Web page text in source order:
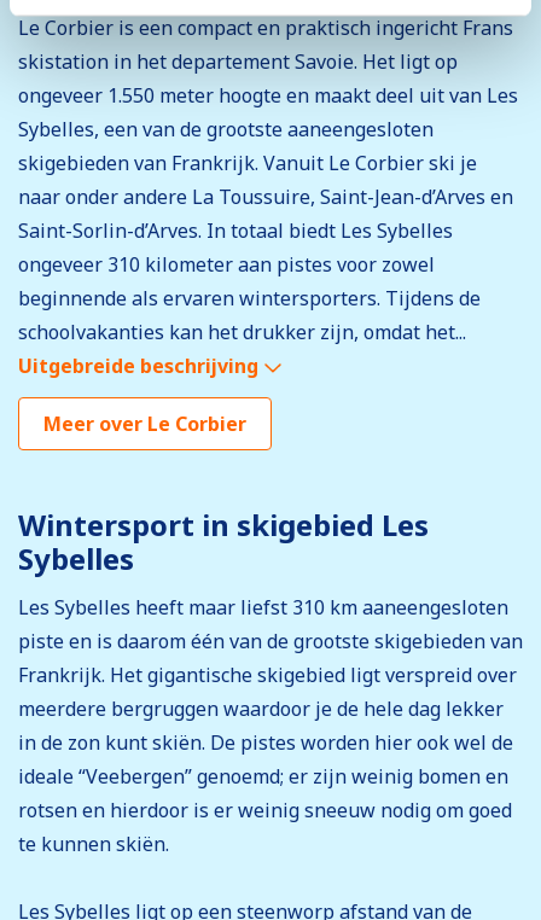
Le Corbier is een compact en praktisch ingericht Frans
skistation in het departement Savoie. Het ligt op
ongeveer 1.550 meter hoogte en maakt deel uit van Les
Sybelles, een van de grootste aaneengesloten
skigebieden van Frankrijk. Vanuit Le Corbier ski je
naar onder andere La Toussuire, Saint-Jean-d’Arves en
Saint-Sorlin-d’Arves. In totaal biedt Les Sybelles
ongeveer 310 kilometer aan pistes voor zowel
beginnende als ervaren wintersporters. Tijdens de
schoolvakanties kan het drukker zijn, omdat het...
Uitgebreide beschrijving
Meer over Le Corbier
Wintersport in skigebied Les
Sybelles
Les Sybelles heeft maar liefst 310 km aaneengesloten
piste en is daarom één van de grootste skigebieden van
Frankrijk. Het gigantische skigebied ligt verspreid over
meerdere bergruggen waardoor je de hele dag lekker
in de zon kunt skiën. De pistes worden hier ook wel de
ideale “Veebergen” genoemd; er zijn weinig bomen en
rotsen en hierdoor is er weinig sneeuw nodig om goed
te kunnen skiën.
Les Sybelles ligt op een steenworp afstand van de